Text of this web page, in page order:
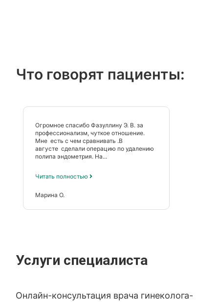
Что говорят пациенты:
Огромное спасибо Фазуллину Э. В. за
профессионализм, чуткое отношение.
Мне есть с чем сравнивать .В
августе сделали операцию по удалению
полипа эндометрия. На...
Читать полностью
Марина О.
Услуги специалиста
Онлайн-консультация врача гинеколога-